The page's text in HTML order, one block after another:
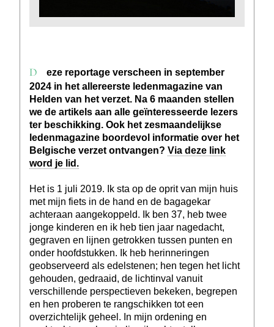
Deze reportage verscheen in september
2024 in het allereerste ledenmagazine van
Helden van het verzet. Na 6 maanden stellen
we de artikels aan alle geïnteresseerde lezers
ter beschikking. Ook het zesmaandelijkse
ledenmagazine boordevol informatie over het
Belgische verzet ontvangen? Via deze link
word je lid.
Het is 1 juli 2019. Ik sta op de oprit van mijn huis
met mijn fiets in de hand en de bagagekar
achteraan aangekoppeld. Ik ben 37, heb twee
jonge kinderen en ik heb tien jaar nagedacht,
gegraven en lijnen getrokken tussen punten en
onder hoofdstukken. Ik heb herinneringen
geobserveerd als edelstenen; hen tegen het licht
gehouden, gedraaid, de lichtinval vanuit
verschillende perspectieven bekeken, begrepen
en hen proberen te rangschikken tot een
overzichtelijk geheel. In mijn ordening en